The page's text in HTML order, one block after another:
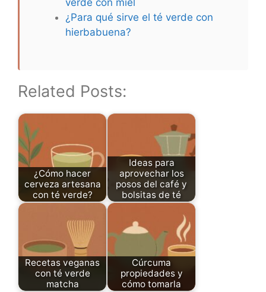
¿Para qué sirve el té verde con
hierbabuena?
Related Posts:
¿Cómo hacer
cerveza artesana
con té verde?
Ideas para
aprovechar los
posos del café y
bolsitas de té
Recetas veganas
con té verde
matcha
Cúrcuma
propiedades y
cómo tomarla